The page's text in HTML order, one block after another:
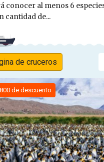
conocer al menos 6
cantidad de...
de cruceros
de descuento